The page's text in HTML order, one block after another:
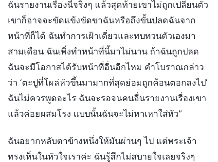
ฉันรายงานเรื่องนี้จริงๆ แล้วสุดท้ายเขาไม่ถูกเปลี่ยนตัว
เขาก็อาจจะขัดแข้งขัดขาฉันหรือถึงขั้นปลดฉันจาก
หน้าที่ก็ได้ ฉันทำการเฝ้าเดี่ยวและทบทวนตัวเองมา
สามเดือน ฉันเพิ่งทำหน้าที่นี้มาไม่นาน ถ้าฉันถูกปลด
ฉันจะมีโอกาสได้รับหน้าที่อื่นอีกไหม คำโบราณกล่าว
ว่า ‘ตะปูที่โผล่หัวขึ้นมามากที่สุดย่อมถูกค้อนตอกลงไป’
ฉันไม่ควรพูดอะไร ฉันจะรอจนคนอื่นรายงานเรื่องเขา
แล้วค่อยผสมโรง แบบนั้นฉันจะไม่หาเหาใส่หัว”
ฉันอยากหลับตาข้างหนึ่งให้มันผ่านๆ ไป แต่พระเจ้า
ทรงเห็นในหัวใจเราค่ะ ฉันรู้สึกไม่สบายใจเลยจริงๆ